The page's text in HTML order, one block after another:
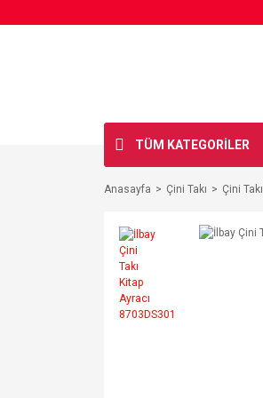
TÜM KATEGORİLER
Anasayfa Çini Takı Çini